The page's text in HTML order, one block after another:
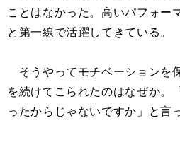
ことはなかった。高いパフォー
と第一線で活躍してきている。
そうやってモチベーションを
を続けてこられたのはなぜか。
ったからじゃないですか」と言